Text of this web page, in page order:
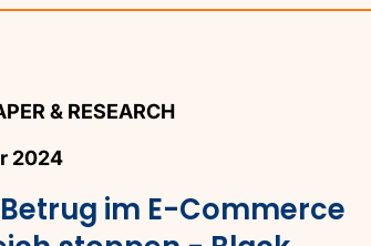
& RESEARCH
2024
im E-Commerce